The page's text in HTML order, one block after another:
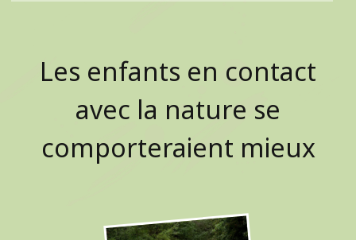
Les enfants en contact
avec la nature se
comporteraient mieux